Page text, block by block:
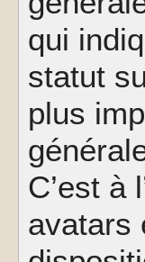
qui
statut
plus
C’est à
avatars